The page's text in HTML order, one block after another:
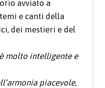
avviato a
e canti della
dei mestieri e del
molto intelligente e
piacevole,